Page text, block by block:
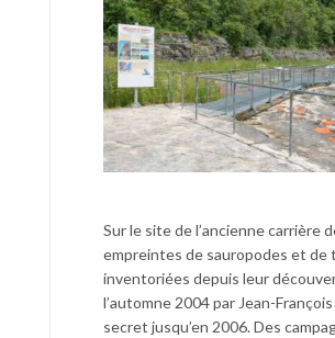
Sur le site de l’ancienne carrière
empreintes de sauropodes et
inventoriées depuis leur
l’automne 2004 par Jean-
secret jusqu’en 2006. Des